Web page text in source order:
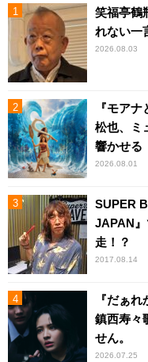
笑福亭鶴
れない一
2026.08.03
『モア
松也、ミ
響かせる
2026.08.01
SUPER
JAPAN
走！？
2017.08.14
『だぁ
鎮西寿々
せん。
2026.07.25